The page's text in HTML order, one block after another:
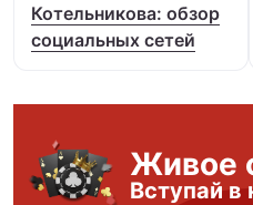
Котельникова: обзор
социальных сетей
Живое
Вступай в